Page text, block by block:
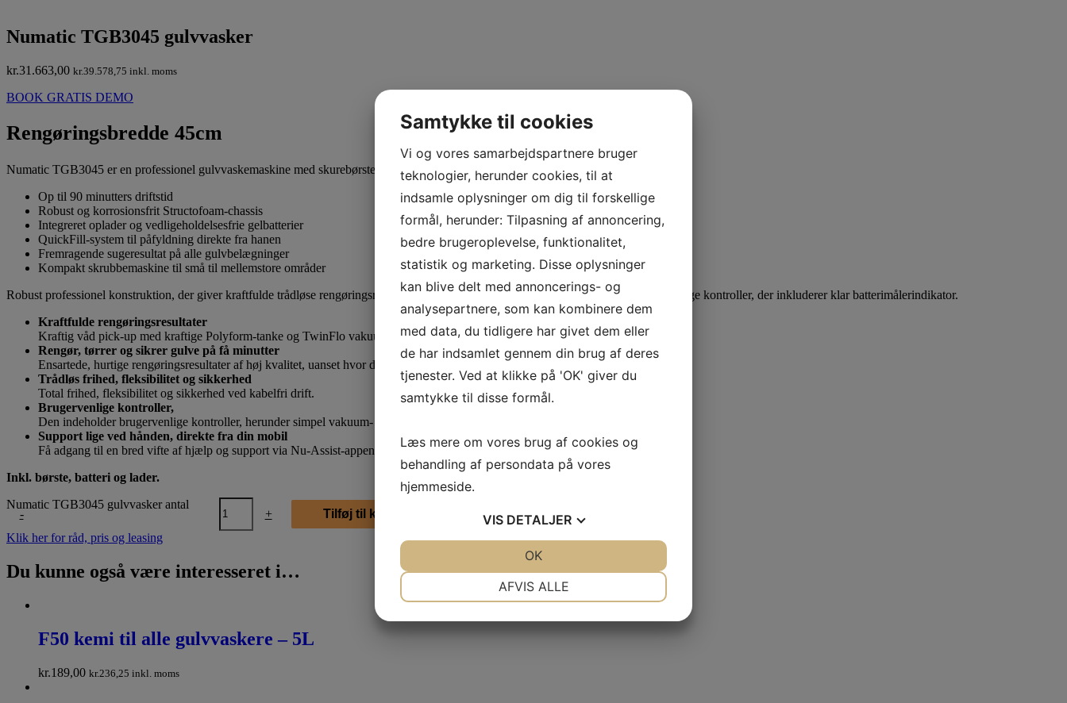
Numatic TGB3045 gulvvasker
kr.31.663,00 kr.39.578,75 inkl. moms
BOOK GRATIS DEMO
Rengøringsbredde 45cm
Numatic TGB3045 er en professionel gulvvaskemaskine med skurebørste. Kompakt design og en rengøringsfunktion i fuld bredde.
Op til 90 minutters driftstid
Robust og korrosionsfrit Structofoam-chassis
Integreret oplader og vedligeholdelsesfrie gelbatterier
QuickFill-system til påfyldning direkte fra hanen
Fremragende sugeresultat på alle gulvbelægninger
Kompakt skrubbemaskine til små til mellemstore områder
Robust professionel konstruktion, der giver kraftfulde trådløse rengøringsresultater med GelTec-batterier med lang levetid og brugervenlige kontroller, der inkluderer klar batterimålerindikator.
Kraftfulde rengøringsresultater
Kraftig våd pick-up med kraftige Polyform-tanke og TwinFlo vakuummotor.
Rengør, tørrer og sikrer gulve på få minutter
Ensartede, hurtige rengøringsresultater af høj kvalitet, uanset hvor der er behov for dem.
Trådløs frihed, fleksibilitet og sikkerhed
Total frihed, fleksibilitet og sikkerhed ved kabelfri drift.
Brugervenlige kontroller,
Den indeholder brugervenlige kontroller, herunder simpel vakuum- og vandafbryder.
Support lige ved hånden, direkte fra din mobil
Få adgang til en bred vifte af hjælp og support via Nu-Assist-appen.
Inkl. børste, batteri og lader.
-
Numatic TGB3045 gulvvasker antal
+
Tilføj til kurv
Klik her for råd, pris og leasing
Du kunne også være interesseret i…
F50 kemi til alle gulvvaskere – 5L
kr.189,00 kr.236,25 inkl. moms
Samtykke til cookies
Vi og vores samarbejdspartnere bruger
teknologier, herunder cookies, til at
indsamle oplysninger om dig til forskellige
formål, herunder: Tilpasning af annoncering,
bedre brugeroplevelse, funktionalitet,
statistik og marketing. Disse oplysninger
kan blive delt med annoncerings- og
analysepartnere, som kan kombinere dem
med data, du tidligere har givet dem eller
de har indsamlet gennem din brug af deres
tjenester. Ved at klikke på 'OK' giver du
samtykke til disse formål.
Læs mere om vores brug af cookies og
behandling af persondata på vores
hjemmeside.
VIS DETALJER
AFVIS ALLE
OK